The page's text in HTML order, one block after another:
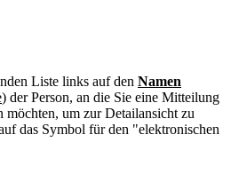
Liste links auf den Namen
) der Person, an die Sie eine Mitteilung
möchten, um zur Detailansicht zu
das Symbol für den "elektronischen